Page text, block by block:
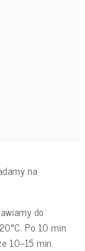
na
do
Po 10 min
10–15 min.